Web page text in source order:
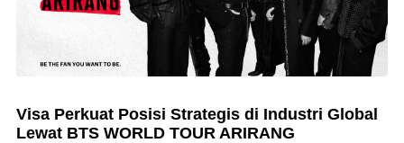
Visa Perkuat Posisi Strategis di Industri Global
Lewat BTS WORLD TOUR ARIRANG